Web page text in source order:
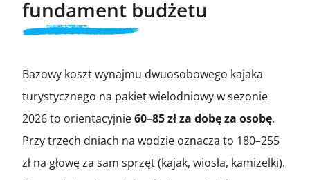
fundament budżetu
Bazowy koszt wynajmu dwuosobowego kajaka
turystycznego na pakiet wielodniowy w sezonie
2026 to orientacyjnie60–85 zł za dobę za osobę.
Przy trzech dniach na wodzie oznacza to 180–255
zł na głowę za sam sprzęt (kajak, wiosła, kamizelki).